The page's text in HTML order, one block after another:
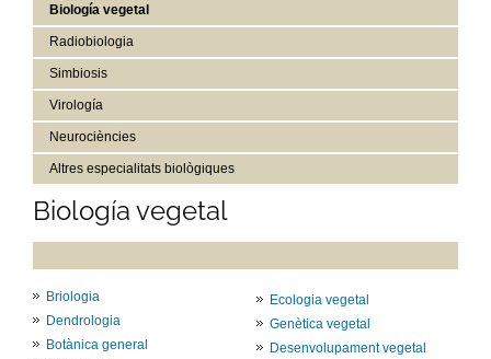
Biología vegetal
Radiobiologia
Simbiosis
Virología
Neurociències
Altres especialitats biològiques
Biología vegetal
Briologia
Dendrologia
Botànica general
Ecologia vegetal
Genètica vegetal
Desenvolupament vegetal